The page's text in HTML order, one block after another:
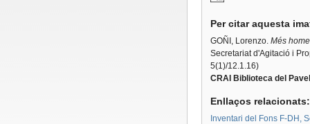
Per citar aquesta
GOÑI, Lorenzo. Més
Secretariat d'Agitació i
5(1)/12.1.16)
CRAI Biblioteca del
Enllaços
Inventari del Fons F-DH,